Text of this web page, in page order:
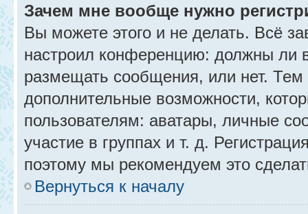
Зачем мне вообще нужно
Вы можете этого и не делать. Всё
настроил конференцию: должны ли
размещать сообщения, или нет.
дополнительные возможности,
пользователям: аватары, личные
участие в группах и т. д.
поэтому мы рекомендуем это
Вернуться к началу